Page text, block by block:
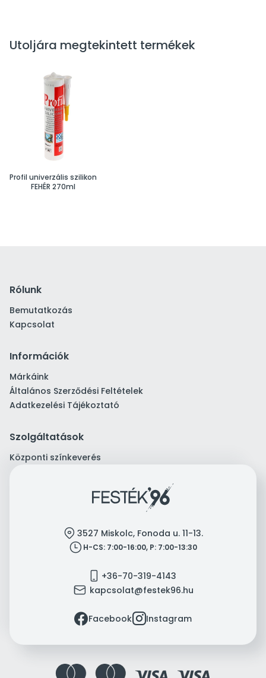
Utoljára megtekintett termékek
Profil univerzális szilikon
FEHÉR 270ml
Rólunk
Bemutatkozás
Kapcsolat
Információk
Márkáink
Általános Szerződési Feltételek
Adatkezelési Tájékoztató
Szolgáltatások
Központi színkeverés
location 3527 Miskolc, Fonoda u. 11-13.
clock H-CS: 7:00-16:00, P: 7:00-13:30
mobile +36-70-319-4143
mail kapcsolat@festek96.hu
facebookFacebookinstagramInstagram